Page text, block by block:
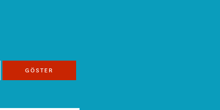
GÖSTER